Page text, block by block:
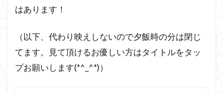
はあります！
（以下、代わり映えしないので夕飯時の分は閉じ
てます。見て頂けるお優しい方はタイトルをタッ
プお願いします(*^_^*)）